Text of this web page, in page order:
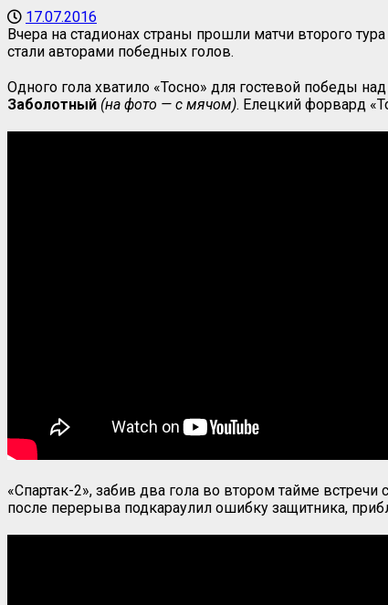
17.07.2016
Вчера на стадионах страны прошли матчи второго
стали авторами победных голов.
Одного гола хватило «Тосно» для гостевой победы
Заболотный (на фото — с мячом). Елецкий форвард
«Спартак-2», забив два гола во втором тайме
после перерыва подкараулил ошибку защитника,